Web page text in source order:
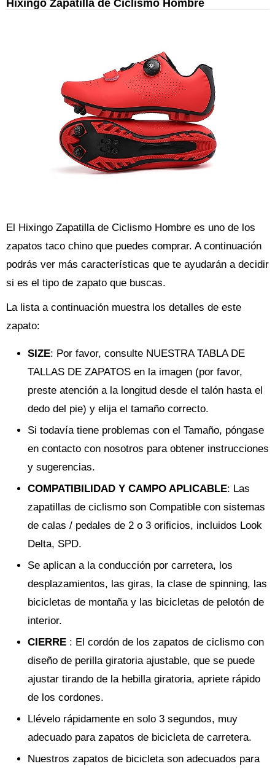
Hixingo Zapatilla de Ciclismo Hombre
El Hixingo Zapatilla de Ciclismo Hombre es uno de los
zapatos taco chino que puedes comprar. A continuación
podrás ver más características que te ayudarán a decidir
si es el tipo de zapato que buscas.
La lista a continuación muestra los detalles de este
zapato:
SIZE: Por favor, consulte NUESTRA TABLA DE
TALLAS DE ZAPATOS en la imagen (por favor,
preste atención a la longitud desde el talón hasta el
dedo del pie) y elija el tamaño correcto.
Si todavía tiene problemas con el Tamaño, póngase
en contacto con nosotros para obtener instrucciones
y sugerencias.
COMPATIBILIDAD Y CAMPO APLICABLE: Las
zapatillas de ciclismo son Compatible con sistemas
de calas / pedales de 2 o 3 orificios, incluidos Look
Delta, SPD.
Se aplican a la conducción por carretera, los
desplazamientos, las giras, la clase de spinning, las
bicicletas de montaña y las bicicletas de pelotón de
interior.
CIERRE : El cordón de los zapatos de ciclismo con
diseño de perilla giratoria ajustable, que se puede
ajustar tirando de la hebilla giratoria, apriete rápido
de los cordones.
Llévelo rápidamente en solo 3 segundos, muy
adecuado para zapatos de bicicleta de carretera.
Nuestros zapatos de bicicleta son adecuados para